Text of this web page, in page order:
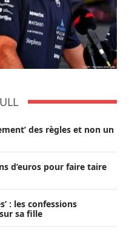
des règles et non un
d’euros pour faire taire
: les confessions
sa fille